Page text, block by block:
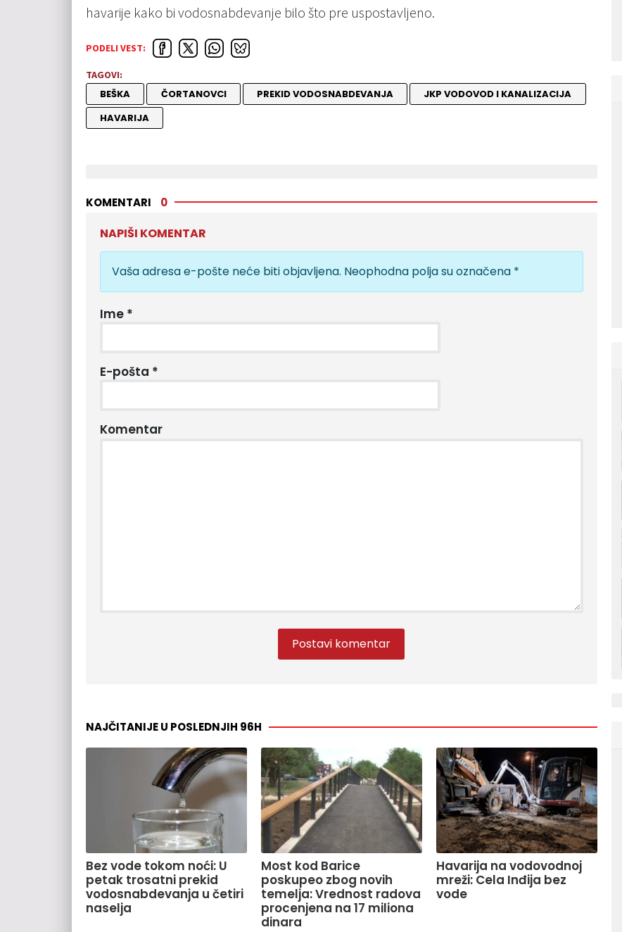
havarije kako bi vodosnabdevanje bilo što pre uspostavljeno.
PODELI VEST:
TAGOVI:
BEŠKA ČORTANOVCI PREKID VODOSNABDEVANJA
JKP VODOVOD I KANALIZACIJA
HAVARIJA
KOMENTARI 0
NAPIŠI KOMENTAR
Vaša adresa e-pošte neće biti objavljena. Neophodna polja su označena *
Ime *
E-pošta *
Komentar
NAJČITANIJE U POSLEDNJIH 96H
Bez vode tokom noći: U
petak trosatni prekid
vodosnabdevanja u četiri
naselja
Most kod Barice
poskupeo zbog novih
temelja: Vrednost radova
procenjena na 17 miliona
dinara
Havarija na vodovodnoj
mreži: Cela Inđija bez
vode